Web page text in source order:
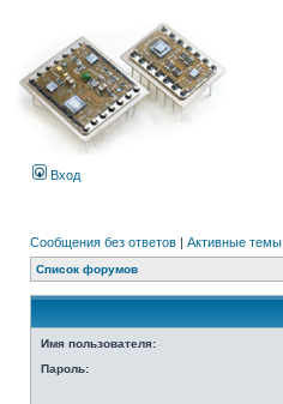
Вход
Сообщения без ответов | Активные темы
Список форумов
Имя пользователя:
Пароль: